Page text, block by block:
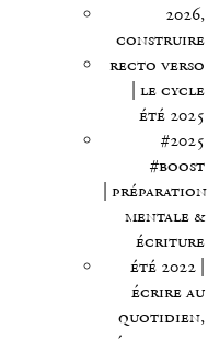
2026,
construire
recto verso
| le cycle
été 2025
#2025
#boost
| préparation
mentale &
écriture
été 2022 |
écrire au
quotidien,